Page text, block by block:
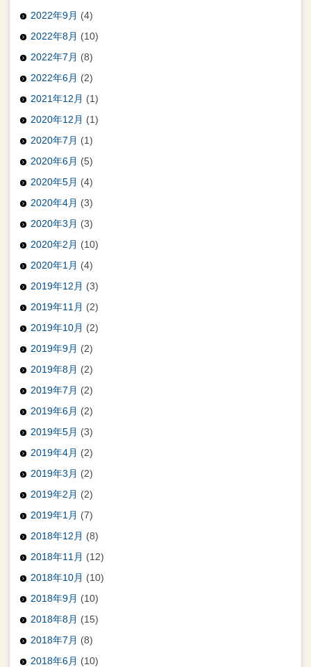
2022年9月 (4)
2022年8月 (10)
2022年7月 (8)
2022年6月 (2)
2021年12月 (1)
2020年12月 (1)
2020年7月 (1)
2020年6月 (5)
2020年5月 (4)
2020年4月 (3)
2020年3月 (3)
2020年2月 (10)
2020年1月 (4)
2019年12月 (3)
2019年11月 (2)
2019年10月 (2)
2019年9月 (2)
2019年8月 (2)
2019年7月 (2)
2019年6月 (2)
2019年5月 (3)
2019年4月 (2)
2019年3月 (2)
2019年2月 (2)
2019年1月 (7)
2018年12月 (8)
2018年11月 (12)
2018年10月 (10)
2018年9月 (10)
2018年8月 (15)
2018年7月 (8)
2018年6月 (10)